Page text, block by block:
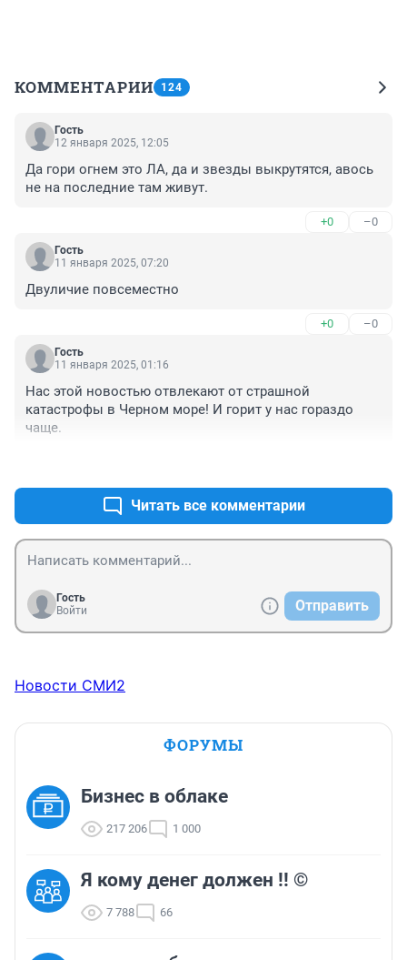
КОММЕНТАРИИ 124
Гость
12 января 2025, 12:05
Да гори огнем это ЛА, да и звезды выкрутятся, авось
не на последние там живут.
+0 –0
Гость
11 января 2025, 07:20
Двуличие повсеместно
+0 –0
Гость
11 января 2025, 01:16
Нас этой новостью отвлекают от страшной
катастрофы в Черном море! И горит у нас гораздо
чаще.
Читать все комментарии
Гость
Войти
Отправить
Новости СМИ2
ФОРУМЫ
Бизнес в облаке
217 206 1 000
Я кому денег должен !! ©
7 788 66